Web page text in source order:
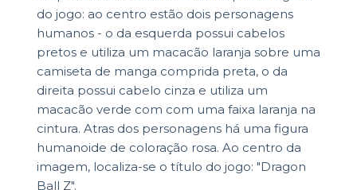
do jogo: ao centro estão dois personagens
humanos - o da esquerda possui cabelos
pretos e utiliza um macacão laranja sobre uma
camiseta de manga comprida preta, o da
direita possui cabelo cinza e utiliza um
macacão verde com com uma faixa laranja na
cintura. Atras dos personagens há uma figura
humanoide de coloração rosa. Ao centro da
imagem, localiza-se o título do jogo: "Dragon
Ball Z".